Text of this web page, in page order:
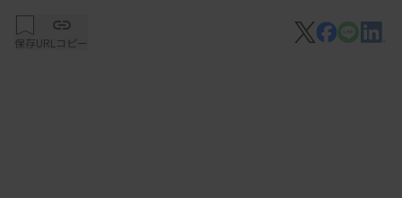
患者は1割に満たない。保険診療では、標準治療後
に1回に限り実施が認められている。
保存URLコピー